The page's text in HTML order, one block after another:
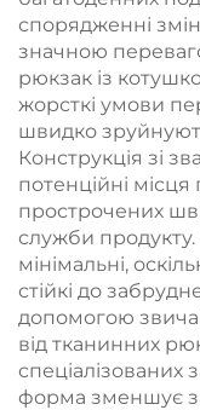
спорядженні
значною
рюкзак із
жорсткі умови
швидко
Конструкція зі
потенційні
прострочених
служби
мінімальні,
стійкі до
допомогою
від тканинних
спеціалізованих
форма зменшує